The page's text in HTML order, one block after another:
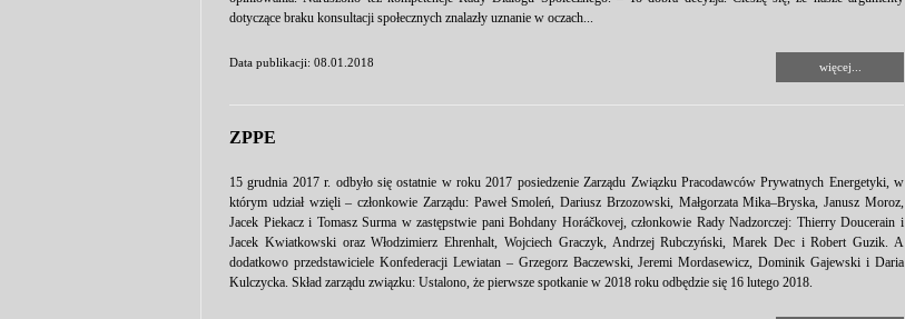
dotyczące braku konsultacji społecznych znalazły uznanie w oczach...
Data publikacji: 08.01.2018 więcej...
ZPPE
15 grudnia 2017 r. odbyło się ostatnie w roku 2017 posiedzenie Zarządu Związku Pracodawców Prywatnych Energetyki, w
którym udział wzięli – członkowie Zarządu: Paweł Smoleń, Dariusz Brzozowski, Małgorzata Mika–Bryska, Janusz Moroz,
Jacek Piekacz i Tomasz Surma w zastępstwie pani Bohdany Horáčkovej, członkowie Rady Nadzorczej: Thierry Doucerain i
Jacek Kwiatkowski oraz Włodzimierz Ehrenhalt, Wojciech Graczyk, Andrzej Rubczyński, Marek Dec i Robert Guzik. A
dodatkowo przedstawiciele Konfederacji Lewiatan – Grzegorz Baczewski, Jeremi Mordasewicz, Dominik Gajewski i Daria
Kulczycka. Skład zarządu związku: Ustalono, że pierwsze spotkanie w 2018 roku odbędzie się 16 lutego 2018.